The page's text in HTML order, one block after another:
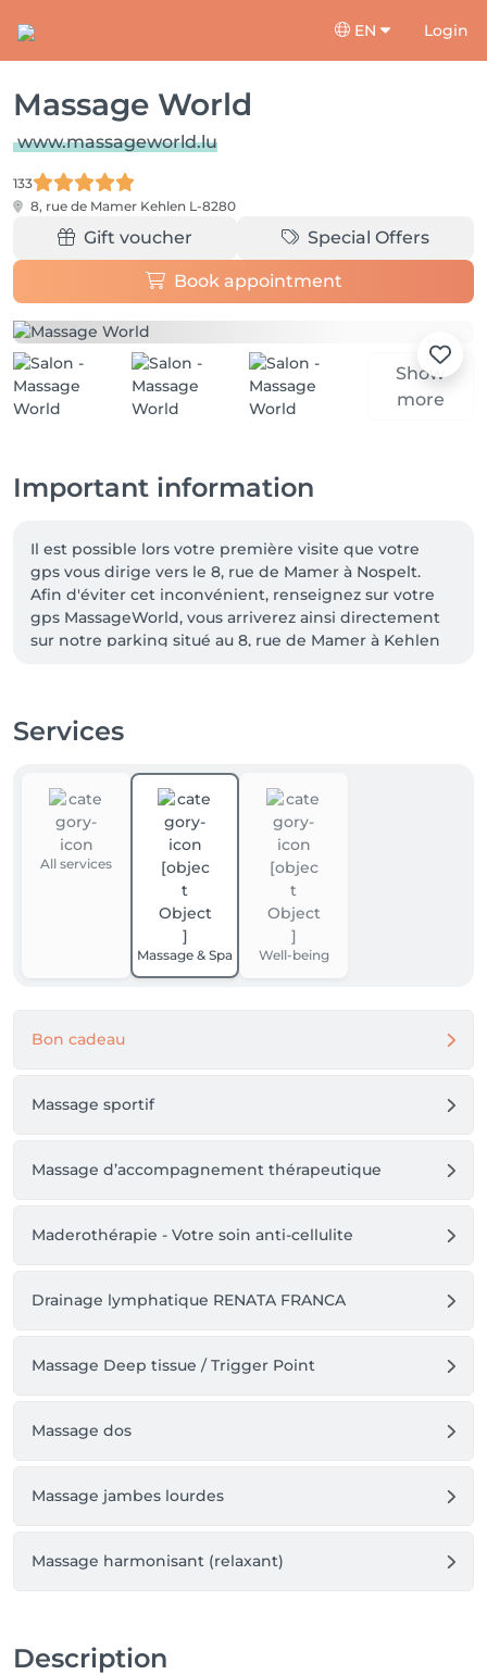
EN Login
Massage World
www.massageworld.lu
133
8, rue de Mamer Kehlen L-8280
Gift voucher Special Offers
Book appointment
Show
more
Important information
Il est possible lors votre première visite que votre
gps vous dirige vers le 8, rue de Mamer à Nospelt.
Afin d'éviter cet inconvénient, renseignez sur votre
gps MassageWorld, vous arriverez ainsi directement
sur notre parking situé au 8, rue de Mamer à Kehlen
pour notre travail, toute séance annulée moins de 24
Nous vous remercions de votre compréhension
Services
All services
Massage & Spa Well-being
Bon cadeau
Massage sportif
Massage d’accompagnement thérapeutique
Maderothérapie - Votre soin anti-cellulite
Drainage lymphatique RENATA FRANCA
Massage Deep tissue / Trigger Point
Massage dos
Massage jambes lourdes
Massage harmonisant (relaxant)
Description